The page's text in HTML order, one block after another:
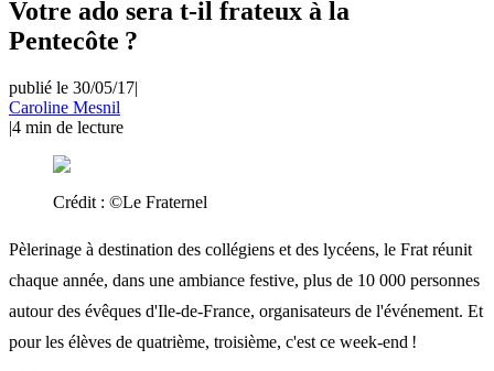
Votre ado sera t-il frateux à la
Pentecôte ?
publié le 30/05/17|
Caroline Mesnil
|4 min de lecture
Crédit : ©Le Fraternel
Pèlerinage à destination des collégiens et des lycéens, le Frat réunit
chaque année, dans une ambiance festive, plus de 10 000 personnes
autour des évêques d'Ile-de-France, organisateurs de l'événement. Et
pour les élèves de quatrième, troisième, c'est ce week-end !